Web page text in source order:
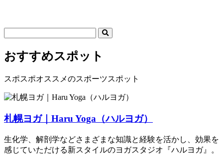
おすすめスポット
スポスポオススメのスポーツスポット
札幌ヨガ｜Haru Yoga（ハルヨガ）
生化学、解剖学などさまざまな知識と経験を活かし、効果を
感じていただける新スタイルのヨガスタジオ『ハルヨガ』。